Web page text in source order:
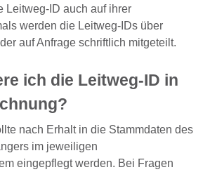
Leitweg-ID auch auf ihrer
werden die Leitweg-IDs über
auf Anfrage schriftlich mitgeteilt.
ich die Leitweg-ID in
nach Erhalt in die Stammdaten des
im jeweiligen
eingepflegt werden. Bei Fragen